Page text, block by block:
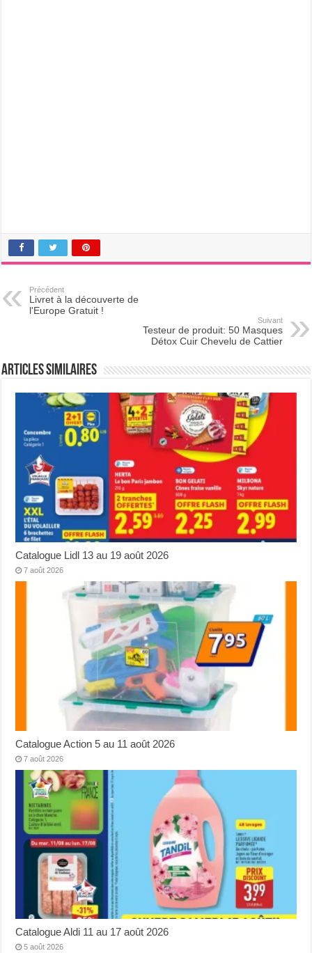
Précédent
Livret à la découverte de
l'Europe Gratuit !
Suivant
Testeur de produit: 50 Masques
Détox Cuir Chevelu de Cattier
Articles Similaires
Catalogue Lidl 13 au 19 août 2026
7 août 2026
Catalogue Action 5 au 11 août 2026
7 août 2026
Catalogue Aldi 11 au 17 août 2026
5 août 2026